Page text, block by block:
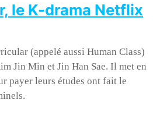
le K-drama Netflix
(appelé aussi Human Class)
Jin Min et Jin Han Sae. Il met en
payer leurs études ont fait le